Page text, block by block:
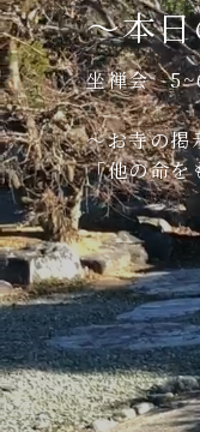
〜本
坐禅会
〜お寺の掲
「他の命を